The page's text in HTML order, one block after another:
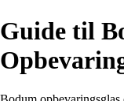
Guide til